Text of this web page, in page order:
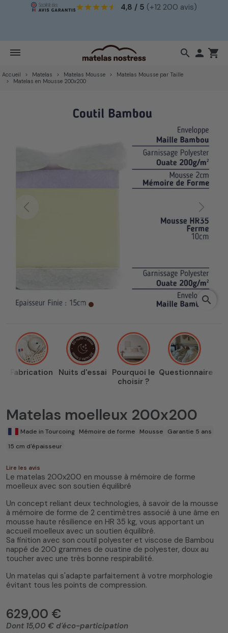
4,8 / 5 (+12 200 avis)
search  shopping_cart
Accueil Matelas Matelas Mousse
Matelas Mousse par Taille
Matelas en Mousse 200x200
Previous Next
search
Fabrication Nuits d'essai Pourquoi le
choisir ?
Questionnaire
Matelas moelleux 200x200
Made in Tourcoing Mémoire de forme Mousse
Garantie 5 ans
15 cm d'épaisseur
Lire les avis
Le matelas 200x200 en mousse à mémoire de forme
moelleux avec son soutien équilibré
Un concept reliant deux technologies, à savoir de la mousse
à mémoire de forme de 2 centimètres associé à une âme en
mousse haute résilience en HR 35 kg, vous apportant un
accueil moelleux avec un soutien équilibré.
Sa finition avec son coutil polyester et viscose de Bambou
nappé de 200 grammes de ouatine de polyester, doux au
toucher avec une très bonne respirabilité.
Un matelas qui s'adapte parfaitement à votre morphologie
évitant tous les points de compression.
629,00 €
Dont 15,00 € d'éco-participation